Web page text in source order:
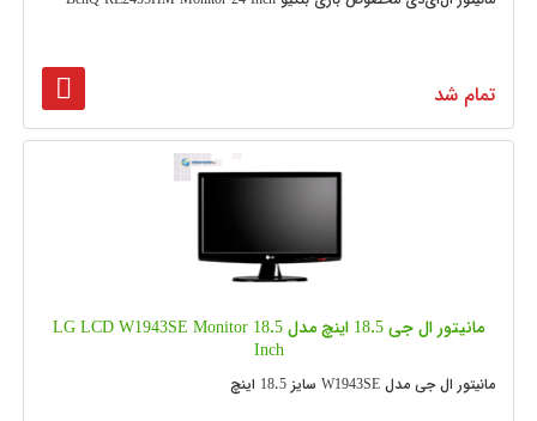
تمام شد
مانیتور ال جی 18.5 اینچ مدل LG LCD W1943SE Monitor 18.5
Inch
مانیتور ال جی مدل W1943SE سایز 18.5 اینچ